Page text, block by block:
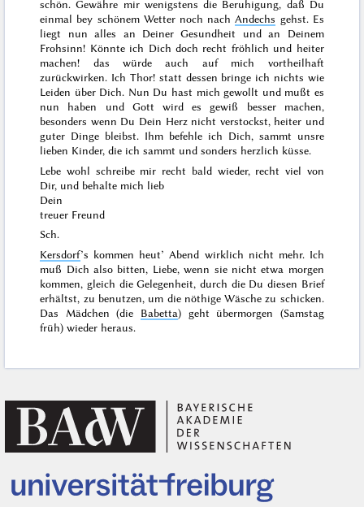
schön. Gewähre mir wenigstens die Beruhigung, daß Du
einmal bey schönem Wetter noch nachAndechs gehst. Es
liegt nun alles an Deiner Gesundheit und an Deinem
Frohsinn! Könnte ich Dich doch recht fröhlich und heiter
machen! das würde auch auf mich vortheilhaft
zurückwirken. Ich Thor! statt dessen bringe ich nichts wie
Leiden über Dich. Nun Du hast mich gewollt und mußt es
nun haben und Gott wird es gewiß besser machen,
besonders wenn Du Dein Herz nicht verstockst, heiter und
guter Dinge bleibst. Ihm befehle ich Dich, sammt unsre
lieben Kinder, die ich sammt und sonders herzlich küsse.
Lebe wohl schreibe mir recht bald wieder, recht viel von
Dir, und behalte mich lieb
Dein
treuer Freund
Sch.
Kersdorf’s kommen heut’ Abend wirklich nicht mehr. Ich
muß Dich also bitten, Liebe, wenn sie nicht etwa morgen
kommen, gleich die Gelegenheit, durch die Du diesen Brief
erhältst, zu benutzen, um die nöthige Wäsche zu schicken.
Das Mädchen (die Babetta) geht übermorgen (Samstag
früh) wieder heraus.